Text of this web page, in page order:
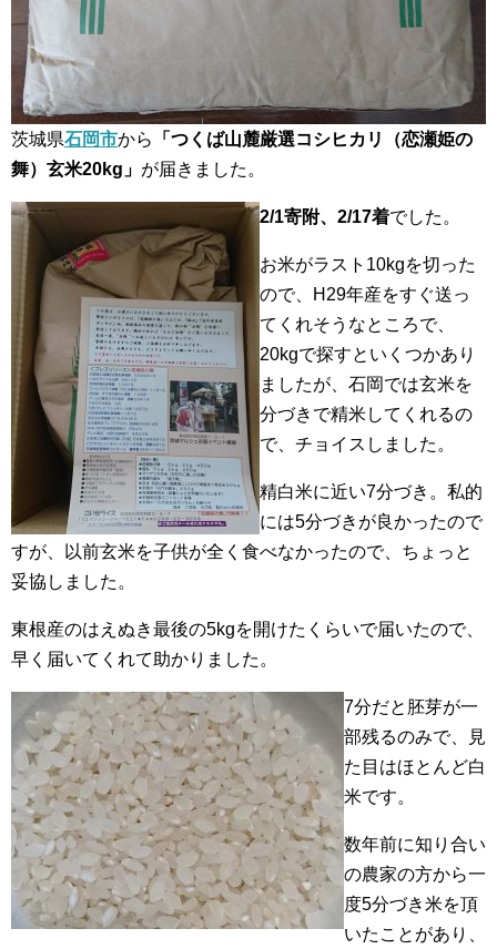
茨城県石岡市から
「つくば山麓厳選コシヒカリ（恋瀬姫の
舞）玄米20kg」 が届きました。
2/1寄附、2/17着でした。
お米がラスト10kgを切った
ので、H29年産をすぐ送っ
てくれそうなところで、
20kgで探すといくつかあり
ましたが、石岡では玄米を
分づきで精米してくれるの
で、チョイスしました。
精白米に近い7分づき。私的
には5分づきが良かったので
すが、以前玄米を子供が全く食べなかったので、ちょっと
妥協しました。
東根産のはえぬき最後の5kgを開けたくらいで届いたので、
早く届いてくれて助かりました。
7分だと胚芽が一
部残るのみで、見
た目はほとんど白
米です。
数年前に知り合い
の農家の方から一
度5分づき米を頂
いたことがあり、